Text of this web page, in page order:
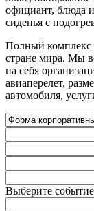
официант, блюда
сиденья с
Полный комплекс
стране мира. Мы
на себя
авиаперелет,
автомобиля,
Выберите событие